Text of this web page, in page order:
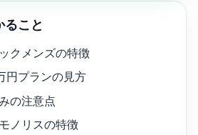
ること
クメンズの特徴
円プランの見方
の注意点
ノリスの特徴